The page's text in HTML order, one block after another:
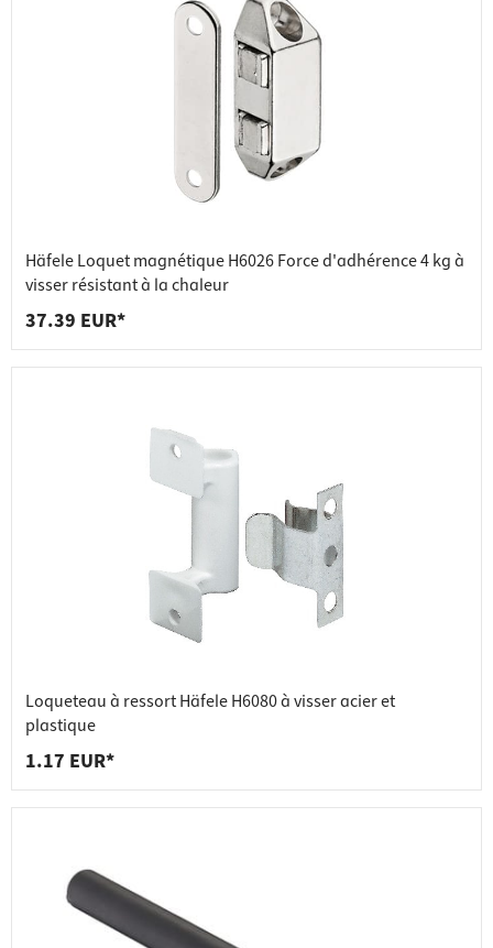
Häfele Loquet magnétique H6026 Force d'adhérence 4 kg à
visser résistant à la chaleur
37.39 EUR*
Loqueteau à ressort Häfele H6080 à visser acier et
plastique
1.17 EUR*